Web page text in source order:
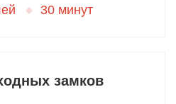
30 минут
замков